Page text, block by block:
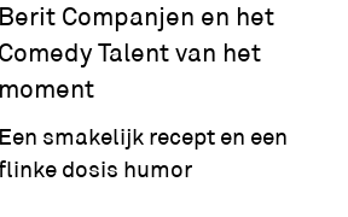
Berit Companjen en het
Comedy Talent van het
moment
Een smakelijk recept en een
dosis humor